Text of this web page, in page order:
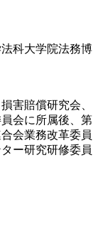
科大学院法務博
害賠償研究会、
会に所属後、第
会業務改革委員
ー研究研修委員